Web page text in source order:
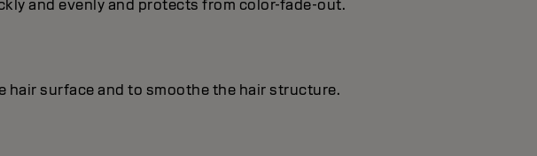
and evenly and protects from color-fade-out.
hair surface and to smoothe the hair structure.